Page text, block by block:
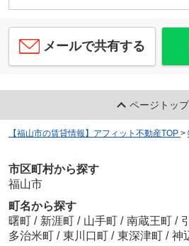
メールで共有する
ページトッ
【福山市の賃貸情報】アフィット不動産TOP >
市区町村から探す
福山市
町名から探す
曙町 / 新涯町 / 山手町 / 南蔵王町 /
多治米町 / 東川口町 / 東深津町 / 神